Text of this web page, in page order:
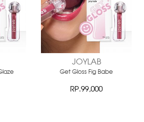
JOYLAB
Get Gloss Fig Babe
RP.99,000